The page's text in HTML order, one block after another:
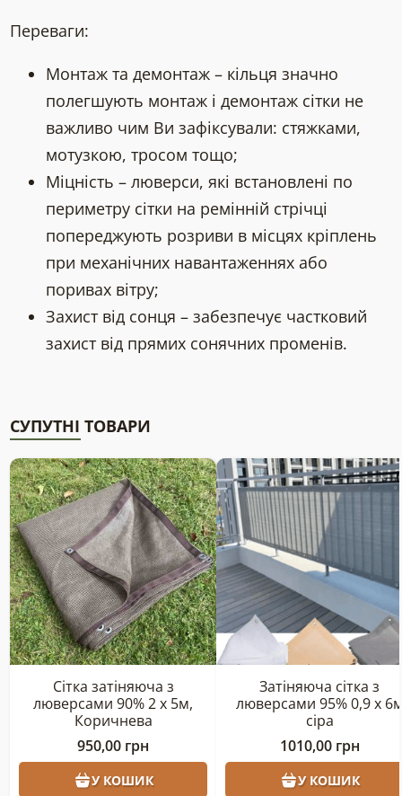
Переваги:
Монтаж та демонтаж – кільця значно
полегшують монтаж і демонтаж сітки не
важливо чим Ви зафіксували: стяжками,
мотузкою, тросом тощо;
Міцність – люверси, які встановлені по
периметру сітки на ремінній стрічці
попереджують розриви в місцях кріплень
при механічних навантаженнях або
поривах вітру;
Захист від сонця – забезпечує частковий
захист від прямих сонячних променів.
СУПУТНІ ТОВАРИ
Сітка затіняюча з
люверсами 90% 2 х 5м,
Коричнева
950,00 грн
У КОШИК
Затіняюча сітка з
люверсами 95% 0,9 х
сіра
1010,00 грн
У КОШИК